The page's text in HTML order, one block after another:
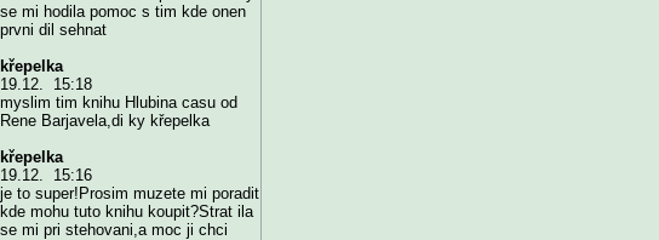
se mi hodila pomoc s tim kde onen
prvni dil sehnat
křepelka
19.12. 15:18
myslim tim knihu Hlubina casu od
Rene Barjavela,di ky křepelka
křepelka
19.12. 15:16
je to super!Prosim muzete mi poradit
kde mohu tuto knihu koupit?Strat ila
se mi pri stehovani,a moc ji chci